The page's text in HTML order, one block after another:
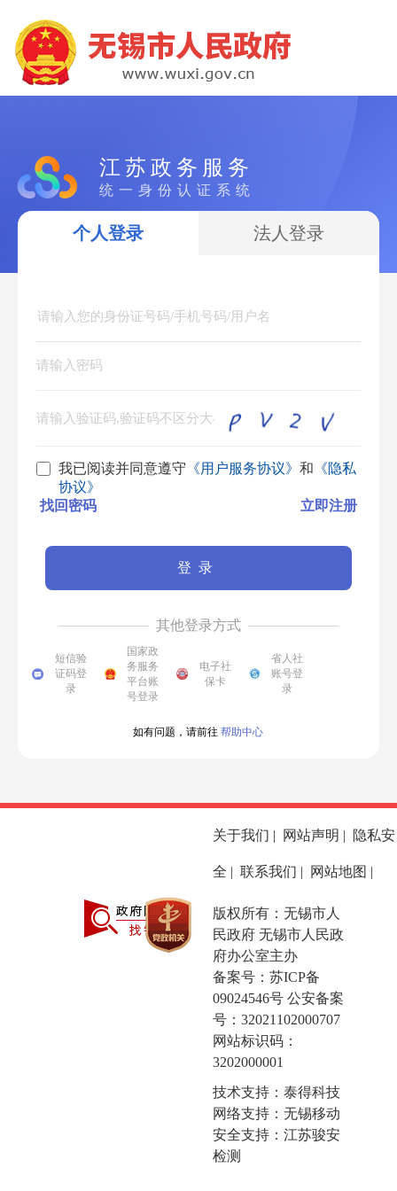
江苏政务服务
统一身份认证系统
个人登录 法人登录
我已阅读并同意遵守 《用户服务协议》 和 《隐私
协议》
找回密码
立即注册
登录
其他登录方式
短信验
证码登
录
国家政
务服务
平台账
号登录
电子社
保卡
省人社
账号登
录
如有问题，请前往 帮助中心
关于我们 | 网站声明 | 隐私安
全 | 联系我们 | 网站地图 |
版权所有：无锡市人
民政府 无锡市人民政
府办公室主办
备案号： 苏ICP备
09024546号 公安备案
号：32021102000707
网站标识码：
3202000001
技术支持：泰得科技
网络支持：无锡移动
安全支持：江苏骏安
检测